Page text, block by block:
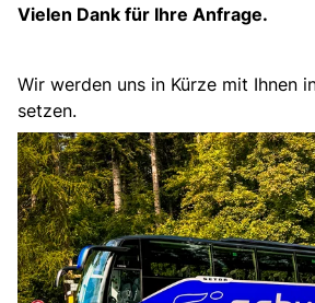
Infos
Start
Mehrtagesreisen
Tagesfahrten
Bus anmieten
Kataloge
Vielen Dank für Ihre Anfrage.
Wir werden uns in Kürze mit Ihnen
setzen.